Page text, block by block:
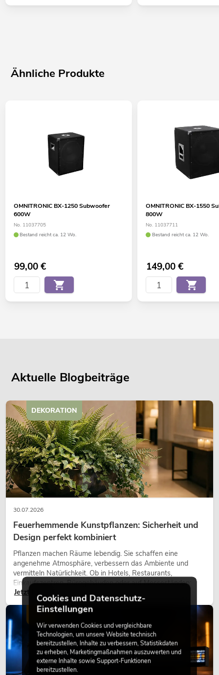
Ähnliche Produkte
OMNITRONIC BX-1250 Subwoofer
600W
No. 11037705
Bestand reicht ca. 12 Wo.
99,00€
OMNITRONIC BX-1550
800W
No. 11037711
Bestand reicht ca. 12 Wo.
149,00€
Aktuelle Blogbeiträge
30.07.2026
Feuerhemmende Kunstpflanzen: Sicherheit und
Design perfekt kombiniert
Pflanzen machen Räume lebendig. Sie schaffen eine
angenehme Atmosphäre, verbessern das Ambiente und
vermitteln Natürlichkeit. Ob in Hotels, Restaurants,
Einkaufszentren, Bürogebäuden oder auf Messeständen:
eine hochwertige Begrünung gehört heute längst zum
modernen Raumkonzept.
Jetzt lesen
DEKORATION
LICHT
Cookies und Datenschutz-
Einstellungen
Wir verwenden Cookies und vergleichbare
Technologien, um unsere Website technisch
bereitzustellen, Inhalte zu verbessern, Statistikdaten
zu erheben, Marketingmaßnahmen auszuwerten und
externe Inhalte sowie Support-Funktionen
bereitzustellen.